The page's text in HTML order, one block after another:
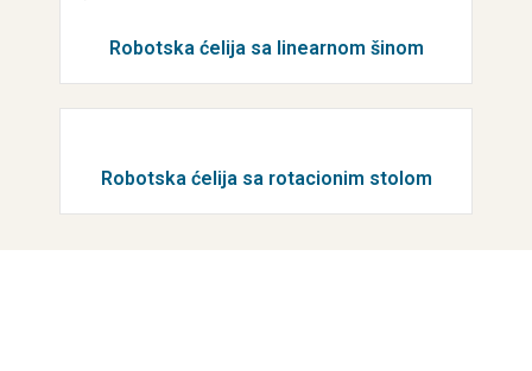
Robotska ćelija sa linearnom šinom
Robotska ćelija sa rotacionim stolom